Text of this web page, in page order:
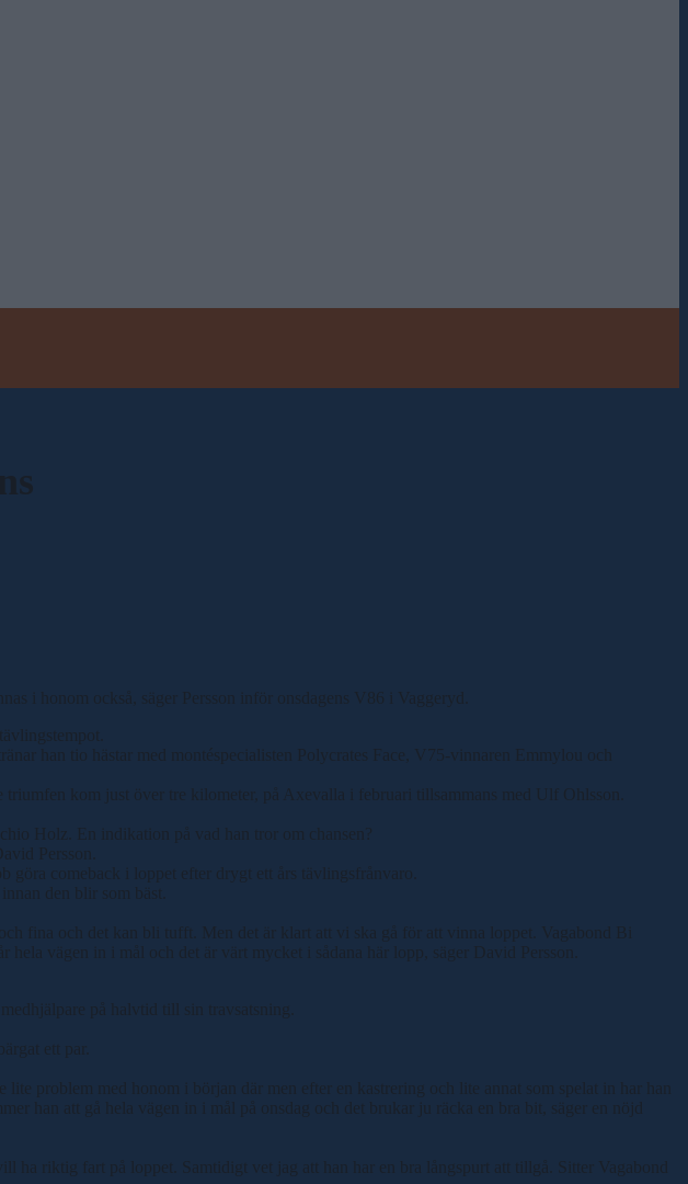
i honom också, säger Persson inför onsdagens V86 i Vaggeryd.
han tio hästar med montéspecialisten Polycrates Face, V75-vinnaren Emmylou och
kom just över tre kilometer, på Axevalla i februari tillsammans med Ulf Ohlsson.
Holz. En indikation på vad han tror om chansen?
Persson.
göra comeback i loppet efter drygt ett års tävlingsfrånvaro.
den blir som bäst.
fina och det kan bli tufft. Men det är klart att vi ska gå för att vinna loppet. Vagabond Bi
vägen in i mål och det är värt mycket i sådana här lopp, säger David Persson.
på halvtid till sin travsatsning.
ett par.
problem med honom i början där men efter en kastrering och lite annat som spelat in har han
han att gå hela vägen in i mål på onsdag och det brukar ju räcka en bra bit, säger en nöjd
ha riktig fart på loppet. Samtidigt vet jag att han har en bra långspurt att tillgå. Sitter Vagabond